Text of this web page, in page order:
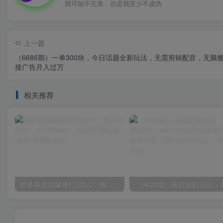
我可能不完美，但是我至少不虚伪
上一篇
（6686期）一单300块，今日话题全新玩法，无需剪辑配音，无脑
接广告月入过万
相关推荐
拼多多虚拟爆单打法2.0，每天10分钟，月产5000+，从0到1赚收益教程